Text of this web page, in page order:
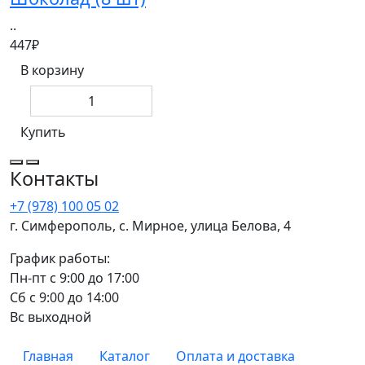
..
447₽
В корзину
Купить
Контакты
+7 (978) 100 05 02
г. Симферополь, с. Мирное, улица Белова, 4
График работы:
Пн-пт с 9:00 до 17:00
Сб с 9:00 до 14:00
Вс выходной
Главная Каталог Оплата и доставка